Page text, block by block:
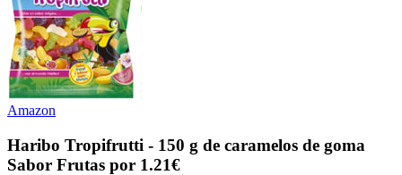
Amazon
Haribo Tropifrutti - 150 g de caramelos de goma
Sabor Frutas por 1.21€